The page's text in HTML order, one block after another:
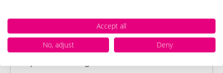
Schritt 2:
Accept all
No, adjust
Deny